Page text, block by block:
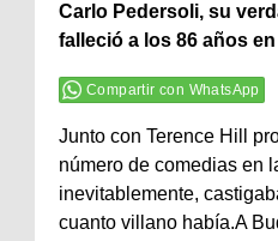
Carlo Pedersoli, su
falleció a los 86 años
Compartir con WhatsApp
Junto con Terence Hill
número de comedias en
inevitablemente,
cuanto villano había.A